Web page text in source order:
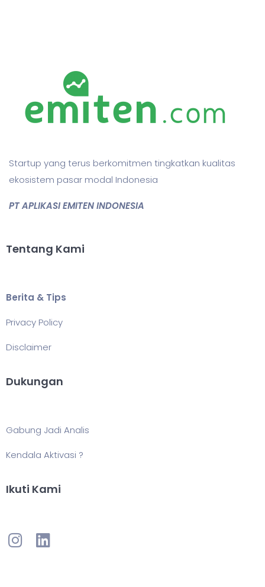
Startup yang terus berkomitmen tingkatkan kualitas
ekosistem pasar modal Indonesia
PT APLIKASI EMITEN INDONESIA
Tentang Kami
Berita & Tips
Privacy Policy
Disclaimer
Dukungan
Gabung Jadi Analis
Kendala Aktivasi ?
Ikuti Kami